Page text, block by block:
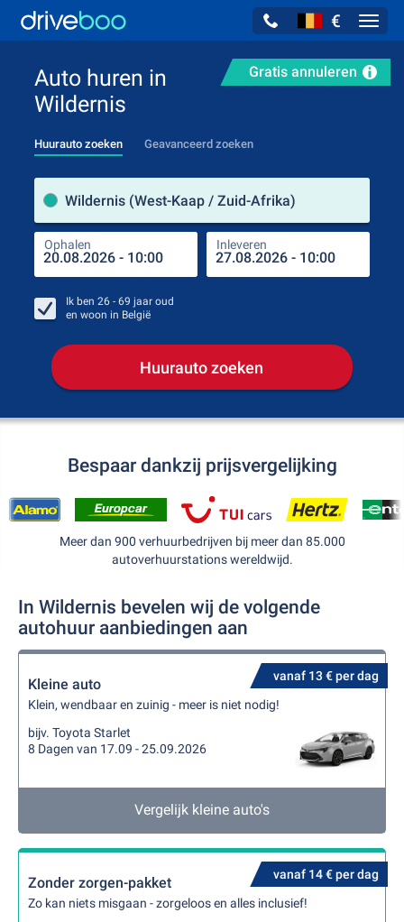
€
Gratis annuleren
Auto huren in
Wildernis
Huurauto zoeken Geavanceerd zoeken
Wildernis (West-Kaap / Zuid-Afrika)
Ophalen Inleveren
Ik ben 26 - 69 jaar oud
en woon in België
Huurauto zoeken
Bespaar dankzij prijsvergelijking
Meer dan 900 verhuurbedrijven bij meer dan 85.000
autoverhuurstations wereldwijd.
In Wildernis bevelen wij de volgende
autohuur aanbiedingen aan
vanaf 13 € per dag
Kleine auto
Klein, wendbaar en zuinig - meer is niet nodig!
bijv. Toyota Starlet
8 Dagen van 17.09 - 25.09.2026
Vergelijk kleine auto's
vanaf 14 € per dag
Zonder zorgen-pakket
Zo kan niets misgaan - zorgeloos en alles inclusief!